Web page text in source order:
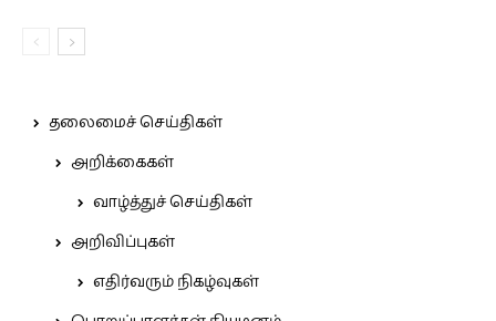
தலைமைச் செய்திகள்
அறிக்கைகள்
வாழ்த்துச் செய்திகள்
அறிவிப்புகள்
எதிர்வரும் நிகழ்வுகள்